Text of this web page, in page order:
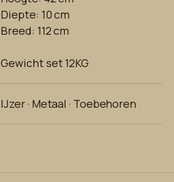
Diepte: 10 cm
Breed: 112 cm
Gewicht set 12KG
IJzer · Metaal · Toebehoren